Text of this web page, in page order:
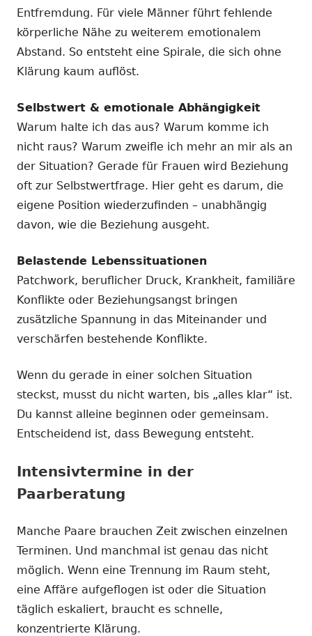
Entfremdung. Für viele Männer führt fehlende
körperliche Nähe zu weiterem emotionalem
Abstand. So entsteht eine Spirale, die sich ohne
Klärung kaum auflöst.
Selbstwert & emotionale Abhängigkeit
Warum halte ich das aus? Warum komme ich
nicht raus? Warum zweifle ich mehr an mir als an
der Situation? Gerade für Frauen wird Beziehung
oft zur Selbstwertfrage. Hier geht es darum, die
eigene Position wiederzufinden – unabhängig
davon, wie die Beziehung ausgeht.
Belastende Lebenssituationen
Patchwork, beruflicher Druck, Krankheit, familiäre
Konflikte oder Beziehungsangst bringen
zusätzliche Spannung in das Miteinander und
verschärfen bestehende Konflikte.
Wenn du gerade in einer solchen Situation
steckst, musst du nicht warten, bis „alles klar“ ist.
Du kannst alleine beginnen oder gemeinsam.
Entscheidend ist, dass Bewegung entsteht.
Intensivtermine in der
Paarberatung
Manche Paare brauchen Zeit zwischen einzelnen
Terminen. Und manchmal ist genau das nicht
möglich. Wenn eine Trennung im Raum steht,
eine Affäre aufgeflogen ist oder die Situation
täglich eskaliert, braucht es schnelle,
konzentrierte Klärung.